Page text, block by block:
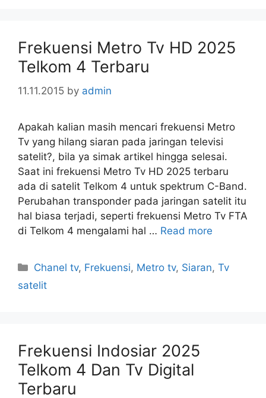
Frekuensi Metro Tv HD 2025
Telkom 4 Terbaru
11.11.2015 by admin
Apakah kalian masih mencari frekuensi Metro
Tv yang hilang siaran pada jaringan televisi
satelit?, bila ya simak artikel hingga selesai.
Saat ini frekuensi Metro Tv HD 2025 terbaru
ada di satelit Telkom 4 untuk spektrum C-Band.
Perubahan transponder pada jaringan satelit itu
hal biasa terjadi, seperti frekuensi Metro Tv FTA
di Telkom 4 mengalami hal … Read more
Categories
Chanel tv, Frekuensi, Metro tv, Siaran,Tv
satelit
Frekuensi Indosiar 2025
Telkom 4 Dan Tv Digital
Terbaru